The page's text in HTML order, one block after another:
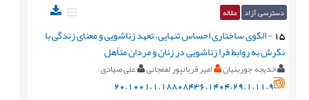
دسترسی آزاد مقاله
15
-الگوی ساختاری احساس تنهایی، تعهد زناشویی و معنای زندگی با
نگرش به روابط فرا زناشویی در زنان و مردان متأهل
خدیجه جوربنیان امیر قربانپور لفمجانی علی صیادی
20.1001.1.18808436.1404.29.1.11.9